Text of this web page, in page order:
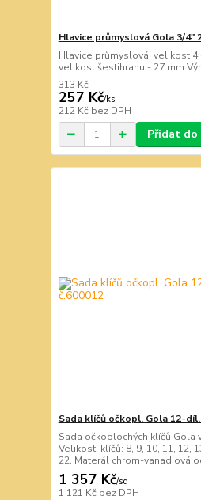
Hlavice průmyslová Gola 3/4"
Hlavice průmyslová. velikost 4
velikost šestihranu - 27 mm
313 Kč
257 Kč/ks
212 Kč bez DPH
Přidat do
Sada klíčů očkopl. Gola 12-
Sada očkoplochých klíčů Gola
Velikosti klíčů: 8, 9, 10, 11, 12,
22. Materál chrom-vanadiová
1 357 Kč/sd
1 121 Kč bez DPH